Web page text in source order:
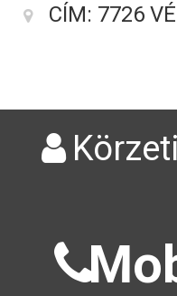
CÍM: 7726